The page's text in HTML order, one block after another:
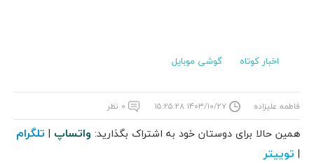
اخبار کوتاه گوشی موبایل
فاطمه علیزاده ۱۴۰۳/۱۰/۲۷ ۱۵:۲۵:۲۸ ۰ نظر
همین حالا برای دوستان خود به اشتراک بگذارید: واتساپ | تلگرام
| توییتر